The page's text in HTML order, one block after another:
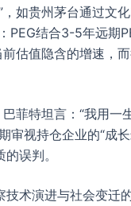
如贵州茅台通过文
PEG结合3-5年远期
估值隐含的增速，
菲特坦言：“我用
视持仓企业的“成
误判。
术演进与社会变